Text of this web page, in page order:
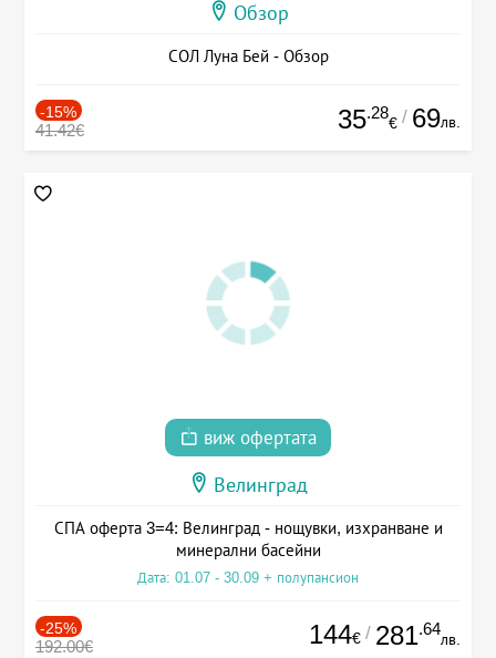
Обзор
СОЛ Луна Бей - Обзор
-15%
41.42€ 35.28
€ / 69лв.
виж офертата
Велинград
СПА оферта 3=4: Велинград - нощувки, изхранване и
минерални басейни
Дата: 01.07 - 30.09 + полупансион
-25%
192.00€ 144€ / 281.64
лв.